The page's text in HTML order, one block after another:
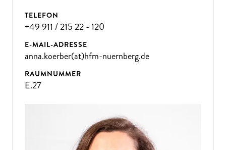
TELEFON
+49 911 / 215 22 - 120
E-MAIL-ADRESSE
anna.koerber(at)hfm-nuernberg.de
RAUMNUMMER
E.27